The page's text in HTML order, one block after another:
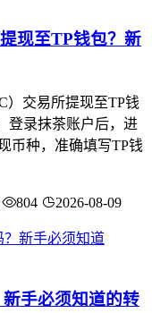
现至TP钱包？新
）交易所提现至TP钱
登录抹茶账户后，进
币种，准确填写TP钱
804 2026-08-09
手必须知道的转